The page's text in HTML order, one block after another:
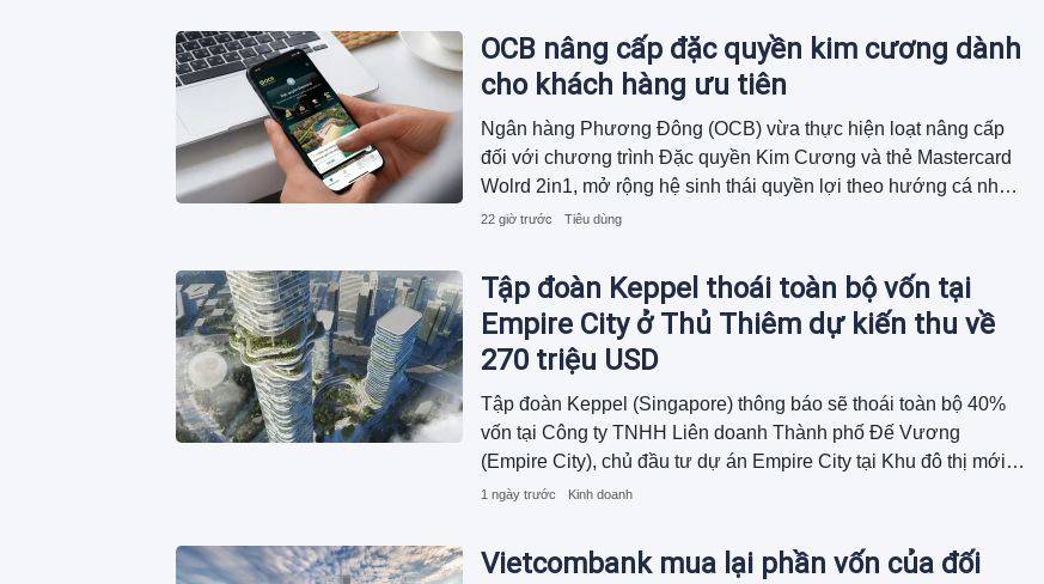
OCB nâng cấp đặc quyền kim cương dành
cho khách hàng ưu tiên
Ngân hàng Phương Đông (OCB) vừa thực hiện loạt nâng cấp
đối với chương trình Đặc quyền Kim Cương và thẻ Mastercard
Wolrd 2in1, mở rộng hệ sinh thái quyền lợi theo hướng cá nhân
hóa và gắn với điểm chạm trong từng khoảnh khắc sống. Hoạt
tiên không chỉ tập trung vào quản lý tài sản mà còn đồng hành
cùng khách hàng trên hành trình nâng cao trải nghiệm.
22 giờ trước Tiêu dùng
Tập đoàn Keppel thoái toàn bộ vốn tại
Empire City ở Thủ Thiêm dự kiến thu về
270 triệu USD
Tập đoàn Keppel (Singapore) thông báo sẽ thoái toàn bộ 40%
vốn tại Công ty TNHH Liên doanh Thành phố Đế Vương
(Empire City), chủ đầu tư dự án Empire City tại Khu đô thị mới
Thủ Thiêm (TP. HCM) với tổng giá trị giao dịch khoảng 270 triệu
1 ngày trước Kinh doanh
Vietcombank mua lại phần vốn của đối